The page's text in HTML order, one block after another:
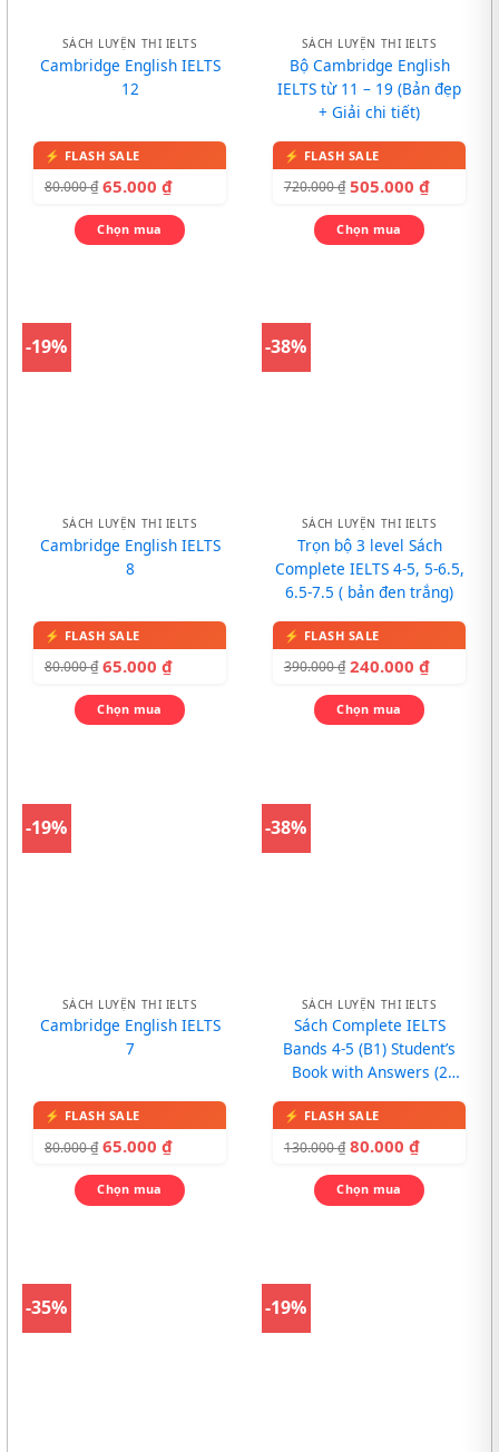
SÁCH LUYỆN THI IELTS
Cambridge English IELTS
12
80.000₫ 65.000 ₫
Chọn mua
SÁCH LUYỆN THI IELTS
Bộ Cambridge English
IELTS từ 11 – 19 (Bản đẹp
+ Giải chi tiết)
720.000₫ 505.000 ₫
Chọn mua
-19%
SÁCH LUYỆN THI IELTS
Cambridge English IELTS
8
80.000₫ 65.000 ₫
Chọn mua
-38%
SÁCH LUYỆN THI IELTS
Trọn bộ 3 level Sách
Complete IELTS 4-5, 5-6.5,
6.5-7.5 ( bản đen trắng)
390.000₫ 240.000 ₫
Chọn mua
-19%
SÁCH LUYỆN THI IELTS
Cambridge English IELTS
7
80.000₫ 65.000 ₫
Chọn mua
-38%
SÁCH LUYỆN THI IELTS
Sách Complete IELTS
Bands 4-5 (B1) Student’s
Book with Answers (2
130.000₫ 80.000 ₫
Chọn mua
-35% -19%